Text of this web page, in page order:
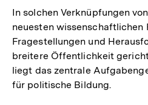
In solchen Verknüpfungen
neuesten wissenschaftlichen
Fragestellungen und
breitere Öffentlichkeit
liegt das zentrale
für politische Bildung.